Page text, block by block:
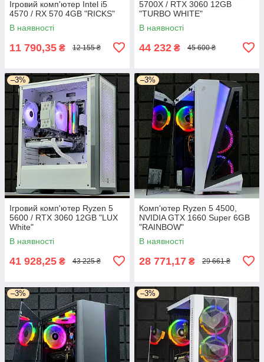
Ігровий комп'ютер Intel i5
4570 / RX 570 4GB "RICKS"
В наявності
11 790,35 ₴ 12 155 ₴
5700X / RTX 3060 12GB
"TURBO WHITE"
В наявності
44 232 ₴ 45 600 ₴
–3%
Ігровий комп'ютер Ryzen 5
5600 / RTX 3060 12GB "LUX
White"
В наявності
41 928,25 ₴ 43 225 ₴
–3%
Комп'ютер Ryzen 5 4500,
NVIDIA GTX 1660 Super 6GB
"RAINBOW"
В наявності
28 771,17 ₴ 29 661 ₴
–3% –3%